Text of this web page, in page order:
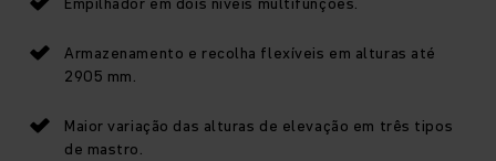
Armazenamento e recolha flexíveis em alturas até
2905 mm.
Maior variação das alturas de elevação em três tipos
de mastro.